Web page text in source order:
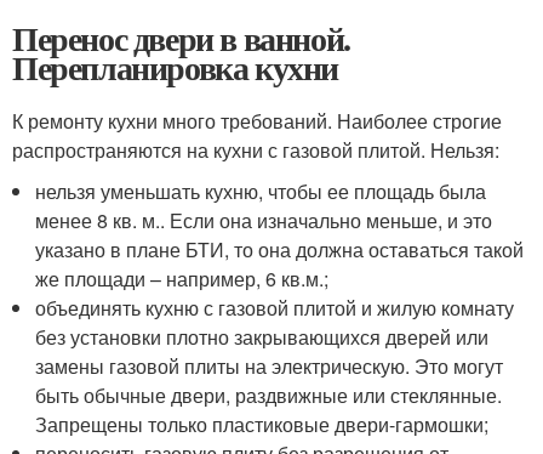
Перенос двери в ванной.
Перепланировка кухни
К ремонту кухни много требований. Наиболее строгие
распространяются на кухни с газовой плитой. Нельзя:
нельзя уменьшать кухню, чтобы ее площадь была
менее 8 кв. м.. Если она изначально меньше, и это
указано в плане БТИ, то она должна оставаться такой
же площади – например, 6 кв.м.;
объединять кухню с газовой плитой и жилую комнату
без установки плотно закрывающихся дверей или
замены газовой плиты на электрическую. Это могут
быть обычные двери, раздвижные или стеклянные.
Запрещены только пластиковые двери-гармошки;